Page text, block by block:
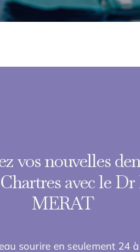
vos nouvelles
avec le
MERAT
sourire en seulement 24